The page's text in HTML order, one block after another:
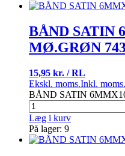
BÅND SATIN
MØ.GRØN
15,95 kr. / RL
Ekskl. moms.Inkl. moms.
BÅND SATIN
Læg i kurv
På lager: 9